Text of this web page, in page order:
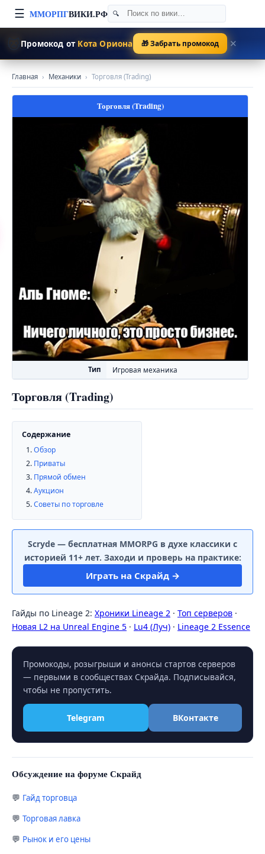
☰ ММОРПГВИКИ.РФ
Промокод от Кота Ориона 🎁 Забрать промокод ✕
Главная › Механики › Торговля (Trading)
Торговля (Trading)
Тип Игровая механика
Торговля (Trading)
Содержание
Обзор
Приваты
Прямой обмен
Аукцион
Советы по торговле
Scryde — бесплатная MMORPG в духе классики с
историей 11+ лет. Заходи и проверь на практике:
Играть на Скрайд →
Гайды по Lineage 2: Хроники Lineage 2 · Топ серверов ·
Новая L2 на Unreal Engine 5 · Lu4 (Луч) · Lineage 2 Essence
Промокоды, розыгрыши и анонсы стартов серверов
— первыми в сообществах Скрайда. Подписывайся,
чтобы не пропустить.
Telegram ВКонтакте
Обсуждение на форуме Скрайд
Гайд торговца
Торговая лавка
Рынок и его цены